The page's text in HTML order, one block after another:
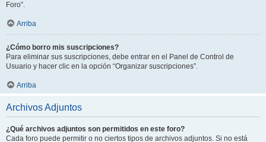
Foro”.
Arriba
¿Cómo borro mis suscripciones?
Para eliminar sus suscripciones, debe entrar en el Panel de Control de
Usuario y hacer clic en la opción “Organizar suscripciones”.
Arriba
Archivos Adjuntos
¿Qué archivos adjuntos son permitidos en este foro?
Cada foro puede permitir o no ciertos tipos de archivos adjuntos. Si no está